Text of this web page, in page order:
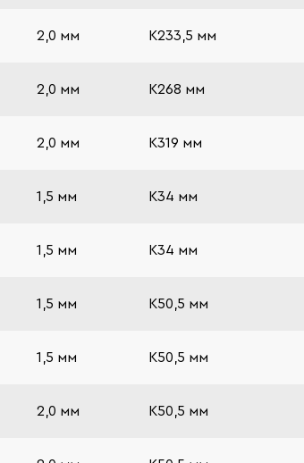
2,0 мм К233,5 мм
2,0 мм К268 мм
2,0 мм К319 мм
1,5 мм К34 мм
1,5 мм К34 мм
1,5 мм К50,5 мм
1,5 мм К50,5 мм
2,0 мм К50,5 мм